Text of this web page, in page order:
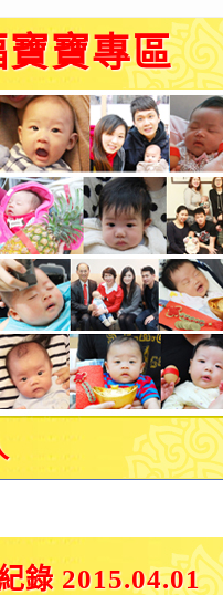
寶專區
錄 2015.04.01